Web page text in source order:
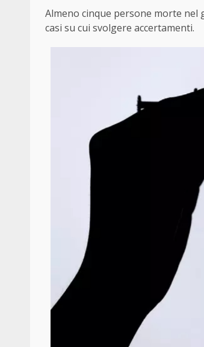
Almeno cinque persone morte
casi su cui svolgere accertamenti.